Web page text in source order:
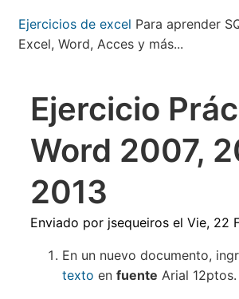
Pasar
contenido
Ejercicios de excel Para aprender
Excel, Word, Acces y más...
Ejercicio
Word 2007,
2013
Enviado por jsequeiros el Vie, 22
En un nuevo documento,
texto en fuente Arial 12ptos.